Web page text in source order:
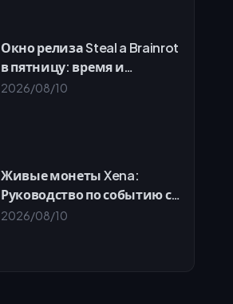
Окно релиза Steal a Brainrot
в пятницу: время и
руководство по ивенту
2026/08/10
Живые монеты Xena:
Руководство по событию с
5-кратным множителем в
2026/08/10